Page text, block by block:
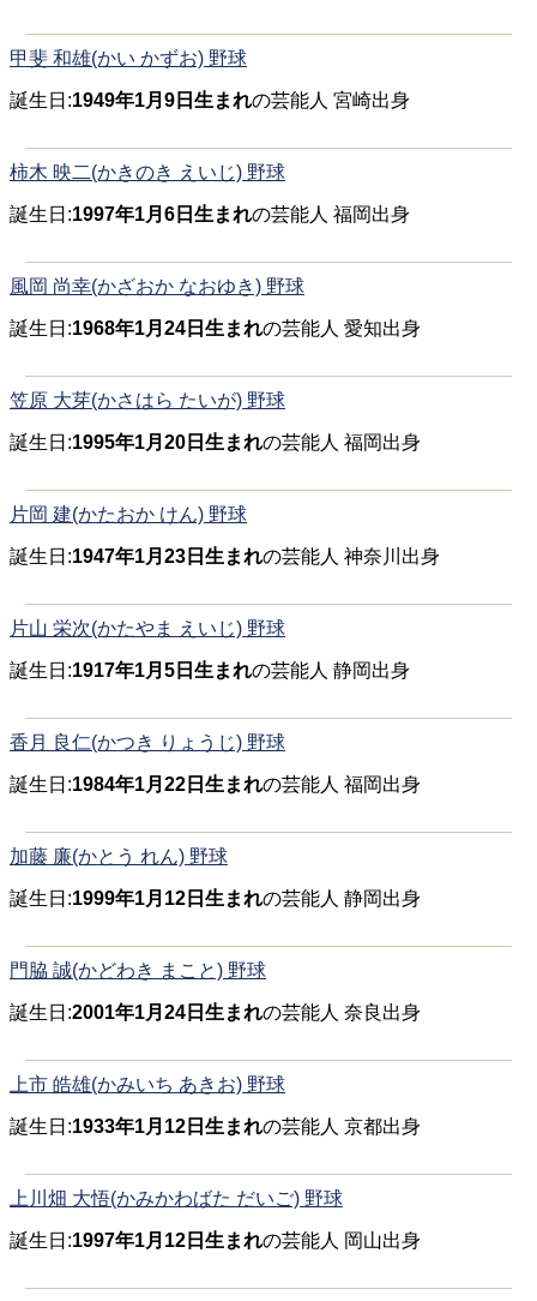
甲斐 和雄(かい かずお) 野球
誕生日:1949年1月9日生まれの芸能人 宮崎出身
柿木 映二(かきのき えいじ) 野球
誕生日:1997年1月6日生まれの芸能人 福岡出身
風岡 尚幸(かざおか なおゆき) 野球
誕生日:1968年1月24日生まれの芸能人 愛知出身
笠原 大芽(かさはら たいが) 野球
誕生日:1995年1月20日生まれの芸能人 福岡出身
片岡 建(かたおか けん) 野球
誕生日:1947年1月23日生まれの芸能人 神奈川出身
片山 栄次(かたやま えいじ) 野球
誕生日:1917年1月5日生まれの芸能人 静岡出身
香月 良仁(かつき りょうじ) 野球
誕生日:1984年1月22日生まれの芸能人 福岡出身
加藤 廉(かとう れん) 野球
誕生日:1999年1月12日生まれの芸能人 静岡出身
門脇 誠(かどわき まこと) 野球
誕生日:2001年1月24日生まれの芸能人 奈良出身
上市 皓雄(かみいち あきお) 野球
誕生日:1933年1月12日生まれの芸能人 京都出身
上川畑 大悟(かみかわばた だいご) 野球
誕生日:1997年1月12日生まれの芸能人 岡山出身